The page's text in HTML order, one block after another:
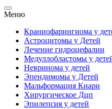
Меню
Краниофарингиома у
Астроцитомы у Детей
Лечение гидроцефалии
Медуллобластомы у
Невринома у детей
Эпендимомы у Детей
Мальформация Киари
Хирургическое Дцп
Эпилепсия у детей